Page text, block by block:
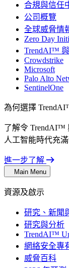
合規與信任
公司概覽
全球威脅情
Zero Day
TrendAI™
Crowdstrike
Microsoft
Palo Alto
SentinelOne
為何選擇
了解令 TrendAI™
人工智能時代充
進一步了解
Main Menu
資源及啟示
研究、新聞
研究與分析
TrendAI™
網絡安全專
威脅百科